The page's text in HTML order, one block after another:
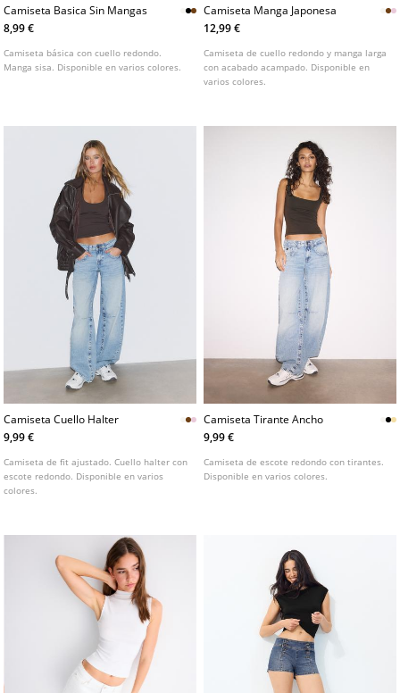
Camiseta Basica Sin Mangas
8,99 €
Camiseta básica con cuello redondo.
Manga sisa. Disponible en varios colores.
Camiseta Manga Japonesa
12,99 €
Camiseta de cuello redondo y manga larga
con acabado acampado. Disponible en
varios colores.
Camiseta Cuello Halter
9,99 €
Camiseta de fit ajustado. Cuello halter con
escote redondo. Disponible en varios
colores.
Camiseta Tirante Ancho
9,99 €
Camiseta de escote redondo con tirantes.
Disponible en varios colores.